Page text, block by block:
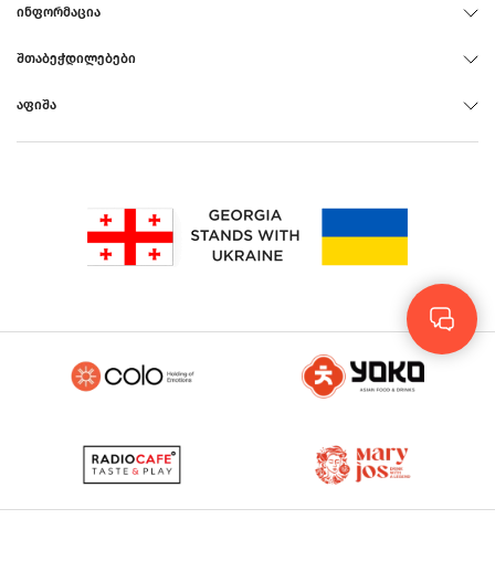
ᲘᲜᲤᲝᲠᲛᲐᲪᲘᲐ
ᲨᲗᲐᲑᲔᲭᲓᲘᲚᲔᲑᲔᲑᲘ
ᲐᲤᲘᲨᲐ
Rus